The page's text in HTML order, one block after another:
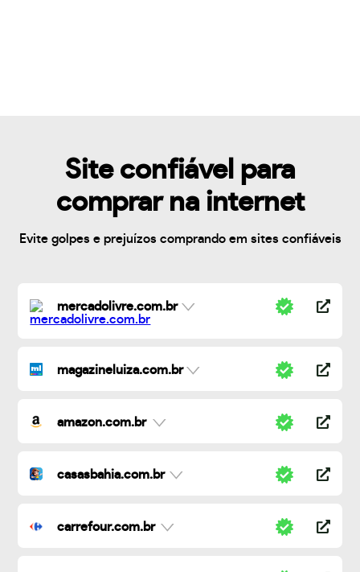
Site confiável para
comprar na internet
Evite golpes e prejuízos comprando em sites confiáveis
mercadolivre.com.br
magazineluiza.com.br
amazon.com.br
casasbahia.com.br
carrefour.com.br